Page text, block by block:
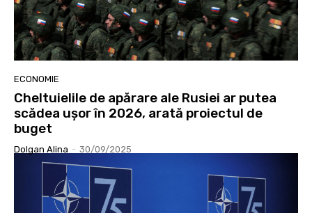
ECONOMIE
Cheltuielile de apărare ale Rusiei ar putea
scădea ușor în 2026, arată proiectul de
buget
Dolgan Alina - 30/09/2025